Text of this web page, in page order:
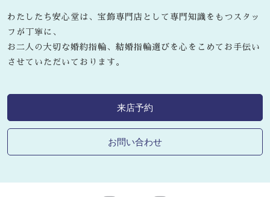
わたしたち安心堂は、宝飾専門店として専門知識をもつスタッ
フが丁寧に、
お二人の大切な婚約指輪、結婚指輪選びを心をこめてお手伝い
させていただいております。
来店予約
お問い合わせ